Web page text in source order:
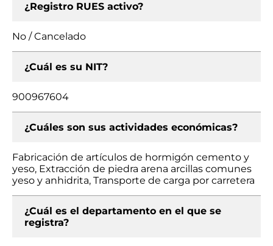
¿Registro RUES activo?
No / Cancelado
¿Cuál es su NIT?
900967604
¿Cuáles son sus actividades económicas?
Fabricación de artículos de hormigón cemento y
yeso, Extracción de piedra arena arcillas comunes
yeso y anhidrita, Transporte de carga por carretera
¿Cuál es el departamento en el que se
registra?